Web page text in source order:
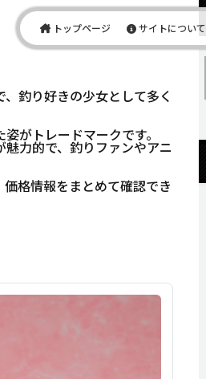
トップページ サイトについて
釣り好きの少女として多く
がトレードマークです。
力的で、釣りファンやアニ
格情報をまとめて確認でき